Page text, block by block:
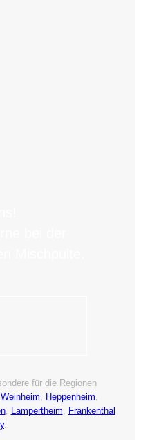
für die Regionen
Weinheim, Heppenheim,
, Lampertheim, Frankenthal
.